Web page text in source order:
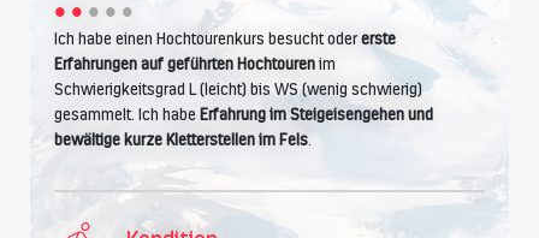
Ich habe einen Hochtourenkurs besucht odererste
Erfahrungen auf geführten Hochtourenim
Schwierigkeitsgrad L (leicht) bis WS (wenig schwierig)
gesammelt. Ich habeErfahrung im Steigeisengehen und
bewältige kurze Kletterstellen im Fels.